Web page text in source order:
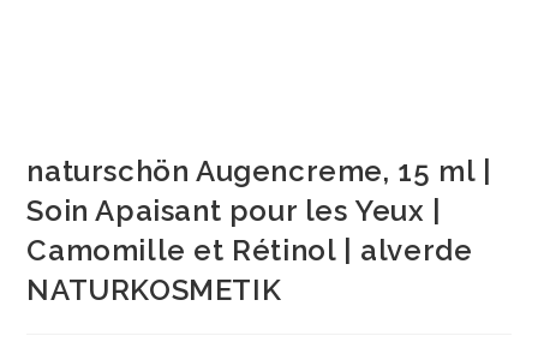
naturschön Augencreme, 15 ml |
Soin Apaisant pour les Yeux |
Camomille et Rétinol | alverde
NATURKOSMETIK